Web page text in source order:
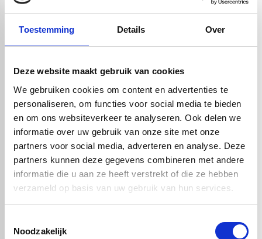
Toestemming Details Over
Deze website maakt gebruik van cookies
We gebruiken cookies om content en advertenties te
personaliseren, om functies voor social media te bieden
en om ons websiteverkeer te analyseren. Ook delen we
informatie over uw gebruik van onze site met onze
partners voor social media, adverteren en analyse. Deze
partners kunnen deze gegevens combineren met andere
informatie die u aan ze heeft verstrekt of die ze hebben
verzameld op basis van uw gebruik van hun services.
Noodzakelijk
De accessoires van de gevelpanelen
Deze accessoires maken het onderhoud, wat al gemakkelijk is, nóg
makkelijker. Met in het assortiment een reiniger die het
schoonmaken van de gevelpanelen een fluitje van een cent maakt.
Het verwijderd vuil en vlekken zonder het materiaal aan te tasten.
Het kan wel eens voorkomen dat de toplaag van de gevelpanelen
een kleine beschadiging krijgen, deze is gemakkelijk bij te werken
met een van de reparatiestiften. Nog geen keuze kunnen maken?
Bestel de kleurenwaaier. Deze maakt de keuze uit de kleur